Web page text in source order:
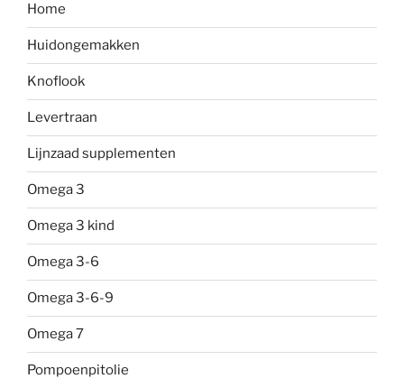
Home
Huidongemakken
Knoflook
Levertraan
Lijnzaad supplementen
Omega 3
Omega 3 kind
Omega 3-6
Omega 3-6-9
Omega 7
Pompoenpitolie